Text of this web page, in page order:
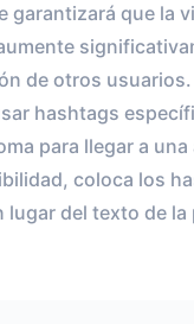
garantizará que la
de otros usuarios.
hashtags
para llegar a
coloca los
lugar del texto de la